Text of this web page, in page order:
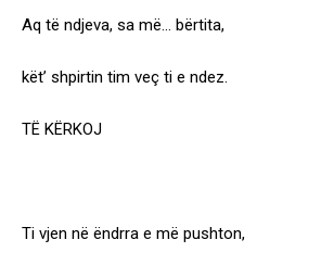
Aq të ndjeva, sa më… bërtita,
kët’ shpirtin tim veç ti e ndez.
TË KËRKOJ
Ti vjen në ëndrra e më pushton,